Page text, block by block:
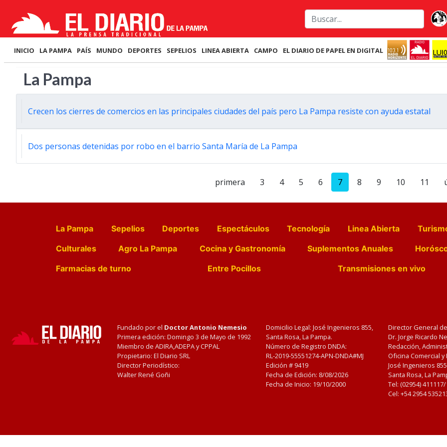
INICIO LA PAMPA PAÍS MUNDO DEPORTES SEPELIOS LINEA ABIERTA CAMPO EL DIARIO DE PAPEL EN DIGITAL
La Pampa
Crecen los cierres de comercios en las principales ciudades del país pero La Pampa resiste con ayuda estatal
Dos personas detenidas por robo en el barrio Santa María de La Pampa
primera 3 4 5 6 7 8 9 10 11
La Pampa Sepelios Deportes Espectáculos Tecnología Linea Abierta
Culturales
Agro La Pampa Cocina y Gastronomía Suplementos Anuales
Farmacias de turno
Entre Pocillos Transmisiones en vivo
Fundado por el Doctor Antonio Nemesio
Primera edición: Domingo 3 de Mayo de 1992
Miembro de ADIRA,ADEPA y CPPAL
Propietario: El Diario SRL
Director Periodístico:
Walter René Goñi
Domicilio Legal: José Ingenieros 855,
Santa Rosa, La Pampa.
Número de Registro DNDA:
RL-2019-55551274-APN-DNDA#MJ
Edición # 9419
Fecha de Edición: 8/08/2026
Fecha de Inicio: 19/10/2000
Director General
Dr. Jorge Ricardo
Redacción,
Oficina Comercial
José Ingenieros
Santa Rosa, La
Tel: (02954)
Cel: +54 2954